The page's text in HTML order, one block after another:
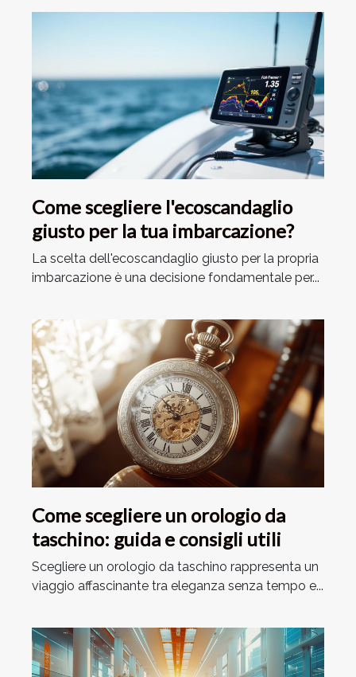
Come scegliere l'ecoscandaglio
giusto per la tua imbarcazione?
La scelta dell'ecoscandaglio giusto per la propria
imbarcazione è una decisione fondamentale per...
Come scegliere un orologio da
taschino: guida e consigli utili
Scegliere un orologio da taschino rappresenta un
viaggio affascinante tra eleganza senza tempo e...